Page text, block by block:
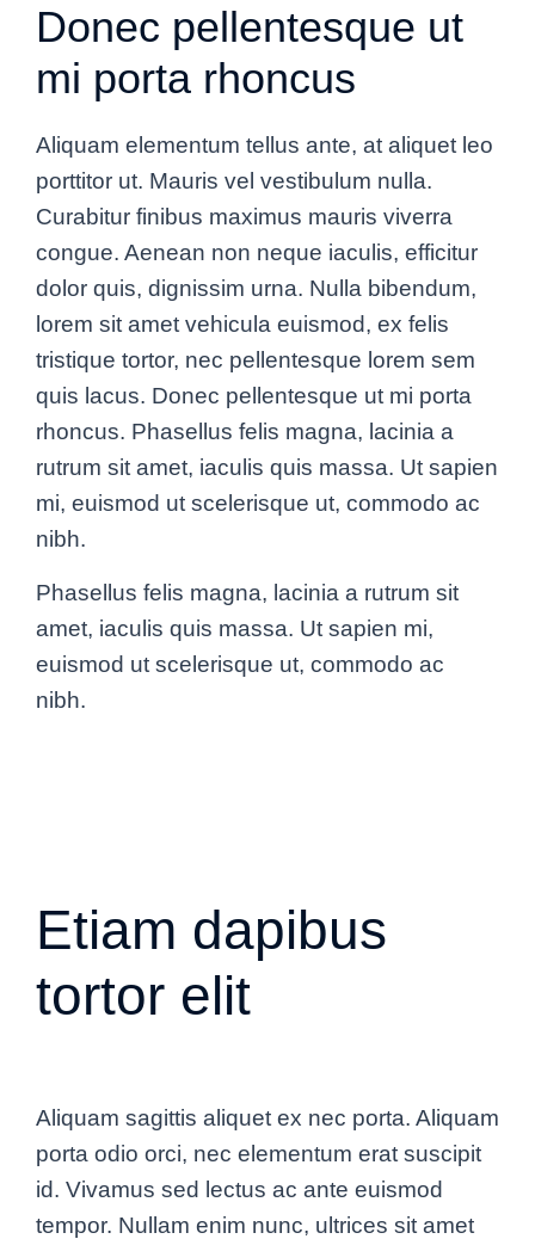
Donec pellentesque ut
mi porta rhoncus
Aliquam elementum tellus ante, at aliquet leo
porttitor ut. Mauris vel vestibulum nulla.
Curabitur finibus maximus mauris viverra
congue. Aenean non neque iaculis, efficitur
dolor quis, dignissim urna. Nulla bibendum,
lorem sit amet vehicula euismod, ex felis
tristique tortor, nec pellentesque lorem sem
quis lacus. Donec pellentesque ut mi porta
rhoncus. Phasellus felis magna, lacinia a
rutrum sit amet, iaculis quis massa. Ut sapien
mi, euismod ut scelerisque ut, commodo ac
nibh.
Phasellus felis magna, lacinia a rutrum sit
amet, iaculis quis massa. Ut sapien mi,
euismod ut scelerisque ut, commodo ac
nibh.
Etiam dapibus
tortor elit
Aliquam sagittis aliquet ex nec porta. Aliquam
porta odio orci, nec elementum erat suscipit
id. Vivamus sed lectus ac ante euismod
tempor. Nullam enim nunc, ultrices sit amet